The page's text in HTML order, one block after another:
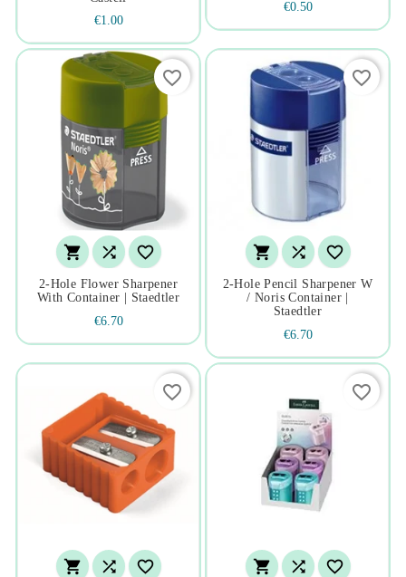
€1.00
€0.50
  
2-Hole Flower Sharpener
With Container | Staedtler
€6.70
favorite_border
  
2-Hole Pencil Sharpener W
/ Noris Container |
Staedtler
€6.70
favorite_border
  
favorite_border
  
favorite_border